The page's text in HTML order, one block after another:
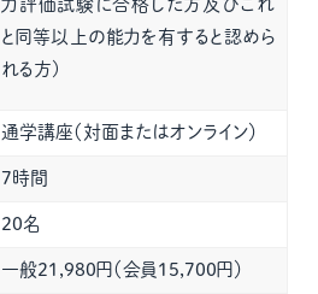
力評価試験に合格した方及びこれ
と同等以上の能力を有すると認めら
れる方)
通学講座（対面またはオンライン）
7時間
20名
一般21,980円（会員15,700円）